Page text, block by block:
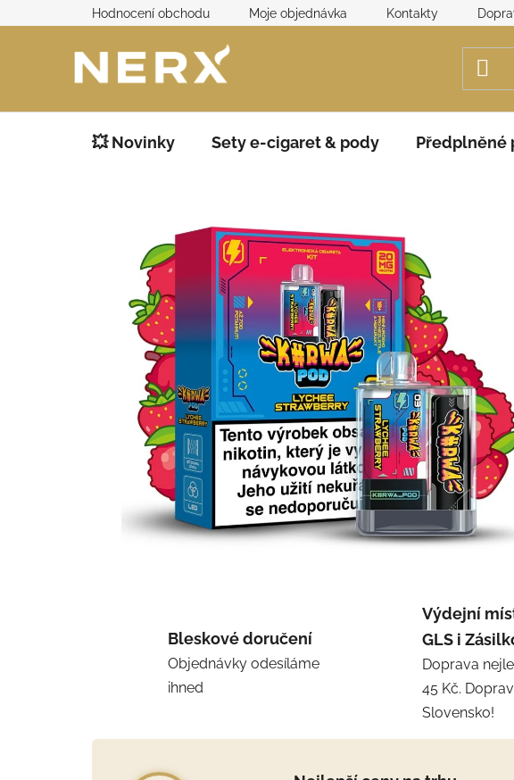
na
Hodnocení obchodu Moje objednávka Kontakty
💥 Novinky Sety e-cigaret & pody Předplněné
Bleskové doručení
Objednávky odesíláme
ihned
Výdejní
GLS i
Doprava
45 Kč.
Slovensko!